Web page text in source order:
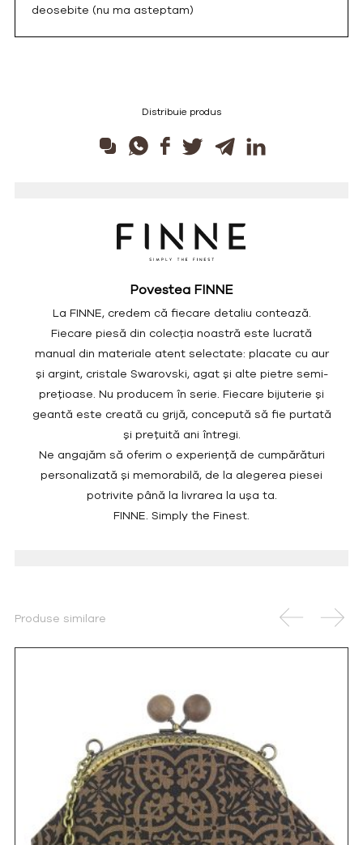
deosebite (nu ma asteptam)
Distribuie produs
Povestea FINNE
La FINNE, credem că fiecare detaliu contează.
Fiecare piesă din colecția noastră este lucrată
manual din materiale atent selectate: placate cu aur
și argint, cristale Swarovski, agat și alte pietre semi-
prețioase. Nu producem în serie. Fiecare bijuterie și
geantă este creată cu grijă, concepută să fie purtată
și prețuită ani întregi.
Ne angajăm să oferim o experiență de cumpărături
personalizată și memorabilă, de la alegerea piesei
potrivite până la livrarea la ușa ta.
FINNE. Simply the Finest.
Produse similare